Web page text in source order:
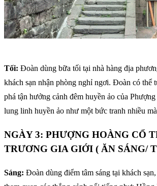
Tối: Đoàn dùng bữa tối tại nhà hàng địa
khách sạn nhận phòng nghỉ ngơi. Đoàn có thể
phá tận hưởng cảnh đêm huyền ảo của
lung linh huyền ảo như một bức tranh nhiều
NGÀY 3: PHƯỢNG HOÀNG CỔ
TRƯƠNG GIA GIỚI ( ĂN SÁNG/
Sáng: Đoàn dùng điểm tâm sáng tại khách